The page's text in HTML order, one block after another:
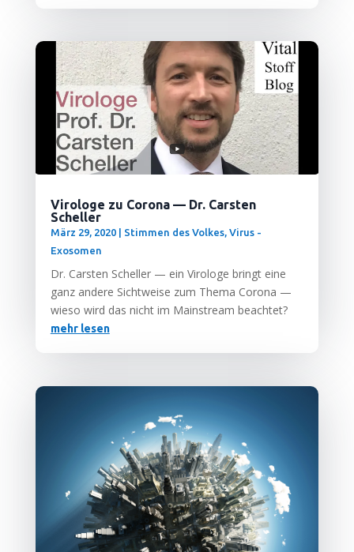
Virologe zu Corona — Dr. Carsten
Scheller
März 29, 2020| Stimmen des Volkes, Virus -
Exosomen
Dr. Cars­ten Schel­ler — ein Viro­lo­ge bringt eine
ganz ande­re Sicht­wei­se zum The­ma Coro­na —
wie­so wird das nicht im Main­stream beachtet?
mehr lesen